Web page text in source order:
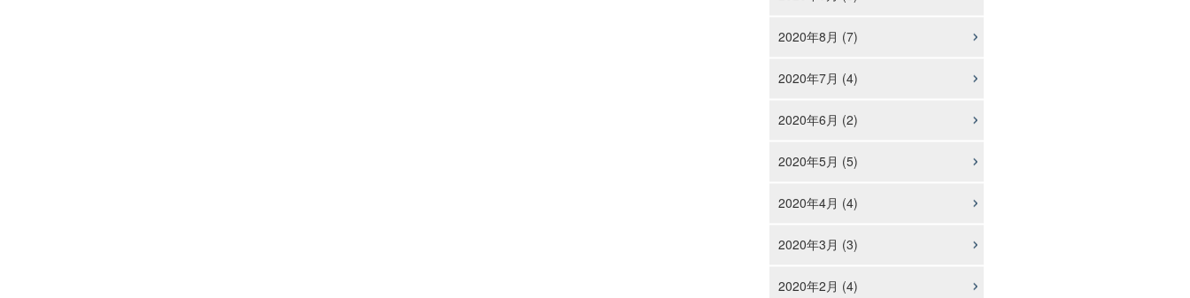
2020年8月 (7)
2020年7月 (4)
2020年6月 (2)
2020年5月 (5)
2020年4月 (4)
2020年3月 (3)
2020年2月 (4)